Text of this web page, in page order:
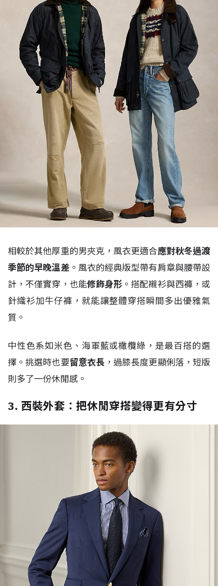
相較於其他厚重的男夾克，風衣更適合應對秋冬過渡
季節的早晚溫差 。風衣的經典版型帶有肩章與腰帶設
計，不僅實穿，也能修飾身形 。搭配襯衫與西褲，或
針織衫加牛仔褲，就能讓整體穿搭瞬間多出優雅氣
質。
中性色系如米色、海軍藍或橄欖綠，是最百搭的選
擇。挑選時也要留意衣長 ，過膝長度更顯俐落，短版
則多了一份休閒感。
3. 西裝外套：把休閒穿搭變得更有分寸